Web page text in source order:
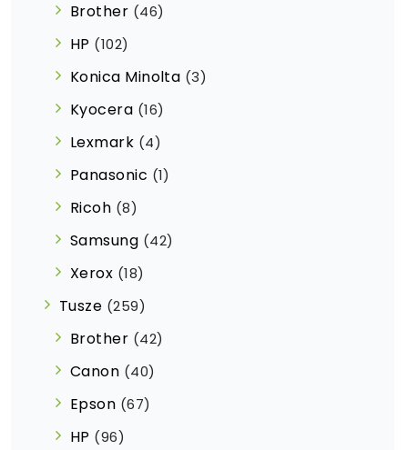
Brother (46)
HP (102)
Konica Minolta (3)
Kyocera (16)
Lexmark (4)
Panasonic (1)
Ricoh (8)
Samsung (42)
Xerox (18)
Tusze (259)
Brother (42)
Canon (40)
Epson (67)
HP (96)